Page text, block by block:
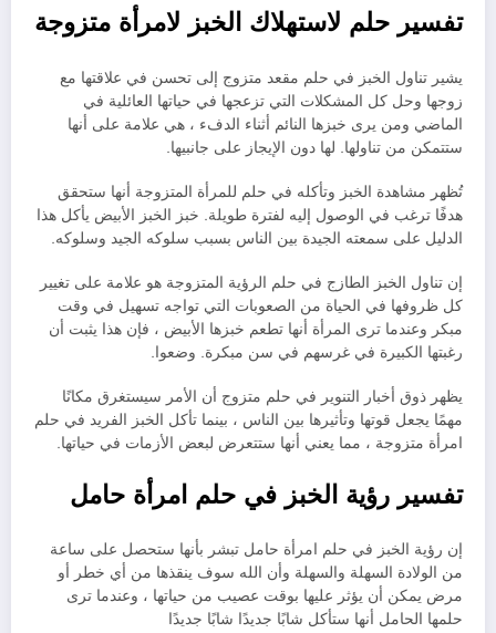
تفسير حلم لاستهلاك الخبز لامرأة متزوجة
يشير تناول الخبز في حلم مقعد متزوج إلى تحسن في علاقتها مع
زوجها وحل كل المشكلات التي تزعجها في حياتها العائلية في
الماضي ومن يرى خبزها النائم أثناء الدفء ، هي علامة على أنها
ستتمكن من تناولها. لها دون الإيجاز على جانبيها.
تُظهر مشاهدة الخبز وتأكله في حلم للمرأة المتزوجة أنها ستحقق
هدفًا ترغب في الوصول إليه لفترة طويلة. خبز الخبز الأبيض يأكل هذا
الدليل على سمعته الجيدة بين الناس بسبب سلوكه الجيد وسلوكه.
إن تناول الخبز الطازج في حلم الرؤية المتزوجة هو علامة على تغيير
كل ظروفها في الحياة من الصعوبات التي تواجه تسهيل في وقت
مبكر وعندما ترى المرأة أنها تطعم خبزها الأبيض ، فإن هذا يثبت أن
رغبتها الكبيرة في غرسهم في سن مبكرة. وضعوا.
يظهر ذوق أخبار التنوير في حلم متزوج أن الأمر سيستغرق مكانًا
مهمًا يجعل قوتها وتأثيرها بين الناس ، بينما تأكل الخبز الفريد في حلم
امرأة متزوجة ، مما يعني أنها ستتعرض لبعض الأزمات في حياتها.
تفسير رؤية الخبز في حلم امرأة حامل
إن رؤية الخبز في حلم امرأة حامل تبشر بأنها ستحصل على ساعة
من الولادة السهلة والسهلة وأن الله سوف ينقذها من أي خطر أو
مرض يمكن أن يؤثر عليها بوقت عصيب من حياتها ، وعندما ترى
حلمها الحامل أنها ستأكل شابًا جديدًا شابًا جديدًا